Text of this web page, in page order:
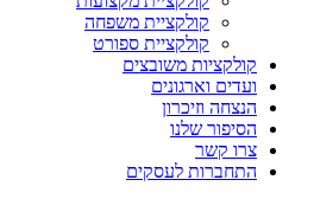
קולקציית משפחה
קולקציית ספורט
קולקציות משובצים
ועדים וארגונים
הנצחה וזיכרון
הסיפור שלנו
צרו קשר
התחברות לעסקים